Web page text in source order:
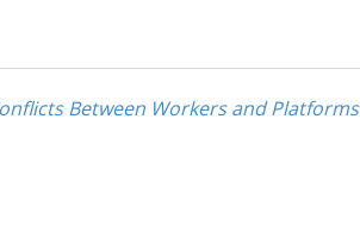
Between Workers and Platforms